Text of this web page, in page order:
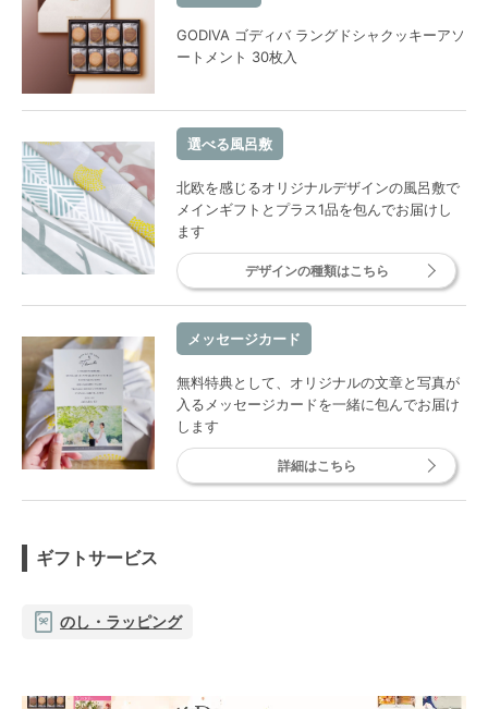
GODIVA ゴディバ ラングドシャクッキーアソ
ートメント 30枚入
選べる風呂敷
北欧を感じるオリジナルデザインの風呂敷で
メインギフトとプラス1品を包んでお届けし
ます
デザインの種類はこちら
メッセージカード
無料特典として、オリジナルの文章と写真が
入るメッセージカードを一緒に包んでお届け
します
詳細はこちら
ギフトサービス
のし・ラッピング